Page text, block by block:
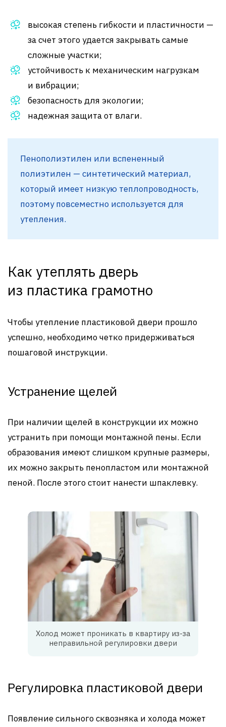
высокая степень гибкости и пластичности —
за счет этого удается закрывать самые
сложные участки;
устойчивость к механическим нагрузкам
и вибрации;
безопасность для экологии;
надежная защита от влаги.
Пенополиэтилен или вспененный
полиэтилен — синтетический материал,
который имеет низкую теплопроводность,
поэтому повсеместно используется для
утепления.
Как утеплять дверь
из пластика грамотно
Чтобы утепление пластиковой двери прошло
успешно, необходимо четко придерживаться
пошаговой инструкции.
Устранение щелей
При наличии щелей в конструкции их можно
устранить при помощи монтажной пены. Если
образования имеют слишком крупные размеры,
их можно закрыть пенопластом или монтажной
пеной. После этого стоит нанести шпаклевку.
Холод может проникать в квартиру из-за
неправильной регулировки двери
Регулировка пластиковой двери
Появление сильного сквозняка и холода может